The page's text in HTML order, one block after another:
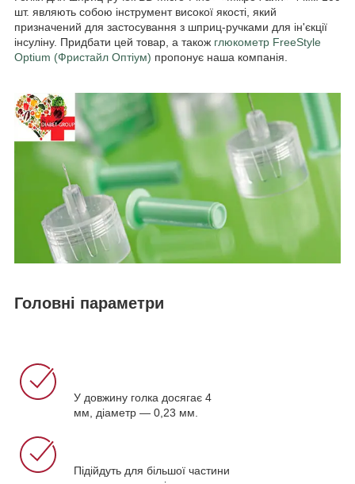
шт. являють собою інструмент високої якості, який
призначений для застосування з шприц-ручками для ін'єкції
інсуліну. Придбати цей товар, а також глюкометр FreeStyle
Optium (Фристайл Оптіум) пропонує наша компанія.
Головні параметри
У довжину голка досягає 4
мм, діаметр — 0,23 мм.
Підійдуть для більшої частини